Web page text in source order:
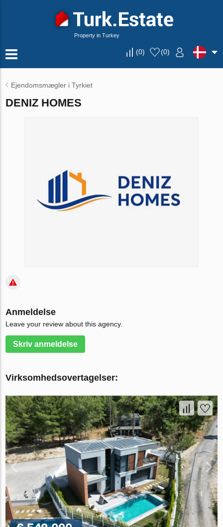
Property in Turkey
(0) (0)
Ejendomsmægler i Tyrkiet
DENIZ HOMES
Anmeldelse
Leave your review about this agency.
Skriv anmeldelse
Virksomhedsovertagelser: